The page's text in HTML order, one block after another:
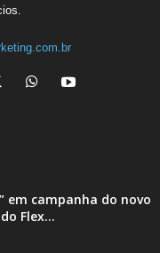
em campanha do novo
Flex...